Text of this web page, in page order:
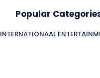
Popular
INTERNATIONAAL